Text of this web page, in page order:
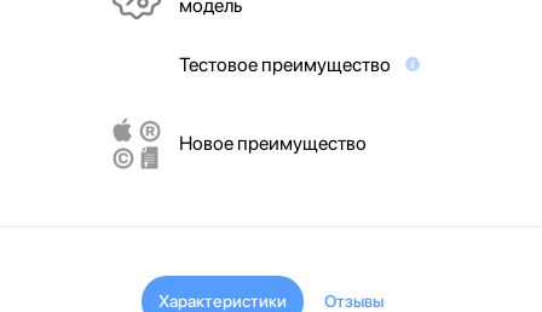
модель
Тестовое преимущество
Новое преимущество
Характеристики Отзывы